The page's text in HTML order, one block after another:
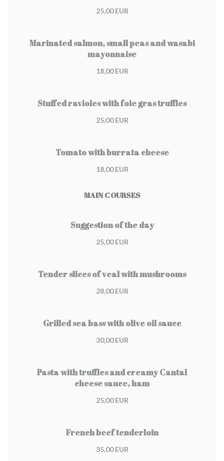
25,00 EUR
Marinated salmon, small peas and wasabi
mayonnaise
18,00 EUR
Stuffed ravioles with foie gras truffles
25,00 EUR
Tomato with burrata cheese
18,00 EUR
MAIN COURSES
Suggestion of the day
25,00 EUR
Tender slices of veal with mushrooms
28,00 EUR
Grilled sea bass with olive oil sauce
30,00 EUR
Pasta with truffles and creamy Cantal
cheese sauce, ham
25,00 EUR
French beef tenderloin
35,00 EUR